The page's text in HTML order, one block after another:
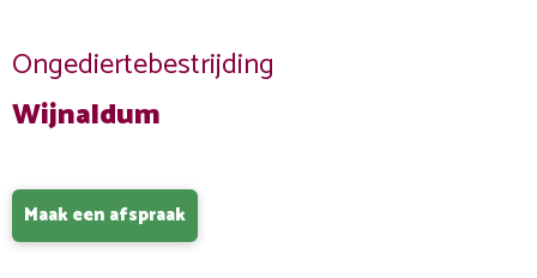
Ongediertebestrijding
Wijnaldum
Maak een afspraak